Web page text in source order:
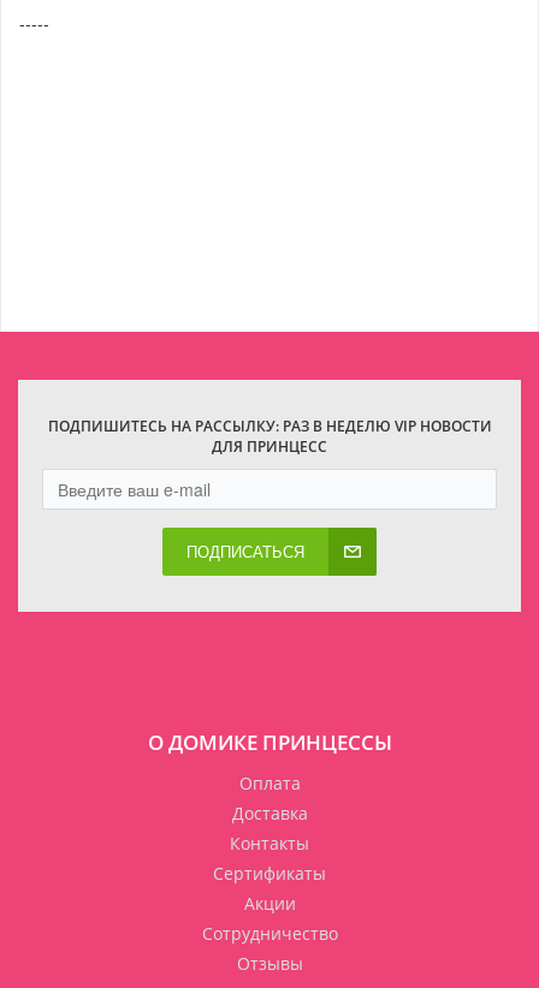
-----
ПОДПИШИТЕСЬ НА РАССЫЛКУ: РАЗ В НЕДЕЛЮ VIP НОВОСТИ
ДЛЯ ПРИНЦЕСС
ПОДПИСАТЬСЯ
О ДОМИКЕ ПРИНЦЕССЫ
Оплата
Доставка
Контакты
Сертификаты
Акции
Сотрудничество
Отзывы